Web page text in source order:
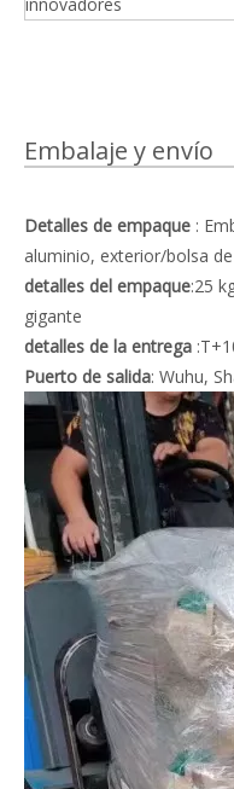
Embalaje y envío
Detalles de empaque :
aluminio, exterior/bolsa
detalles del empaque:25
gigante
detalles de la entrega
Puerto de salida: Wuhu,